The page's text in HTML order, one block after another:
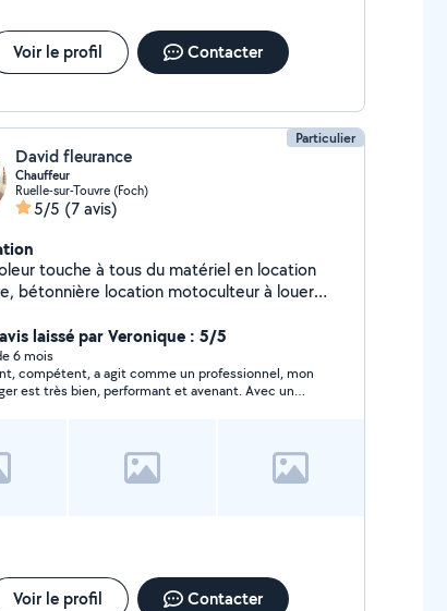
Voir le profil Contacter
Particulier
David fleurance
Chauffeur
Ruelle-sur-Touvre (Foch)
5/5 (7 avis)
à tous du matériel en location
location motoculteur à louer
élaboration de terrasse en beton Etc... n
esitez pas à demander
laissé par Veronique : 5/5
6 mois
compétent, a agit comme un professionnel, mon
est très bien, performant et avenant. Avec un
Voir le profil Contacter